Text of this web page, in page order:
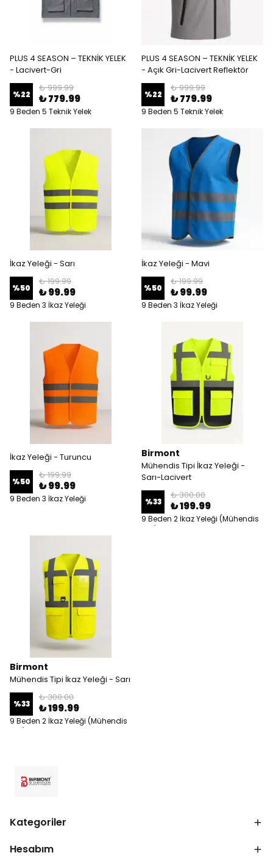
PLUS 4 SEASON – TEKNİK YELEK
- Lacivert-Gri
%22
₺ 999.99
₺ 779.99
9 Beden 5 Teknik Yelek
PLUS 4 SEASON – TEKNİK YELEK
- Açık Gri-Lacivert Reflektör
%22
₺ 999.99
₺ 779.99
9 Beden 5 Teknik Yelek
İkaz Yeleği - Sarı
%50
₺ 199.99
₺ 99.99
9 Beden 3 İkaz Yeleği
İkaz Yeleği - Mavi
%50
₺ 199.99
₺ 99.99
9 Beden 3 İkaz Yeleği
İkaz Yeleği - Turuncu
%50
₺ 199.99
₺ 99.99
9 Beden 3 İkaz Yeleği
Birmont
Mühendis Tipi İkaz Yeleği -
Sarı-Lacivert
%33
₺ 300.00
₺ 199.99
9 Beden 2 İkaz Yeleği (Mühendis
Birmont
Mühendis Tipi İkaz Yeleği - Sarı
%33
₺ 300.00
₺ 199.99
9 Beden 2 İkaz Yeleği (Mühendis
Kategoriler
Hesabım